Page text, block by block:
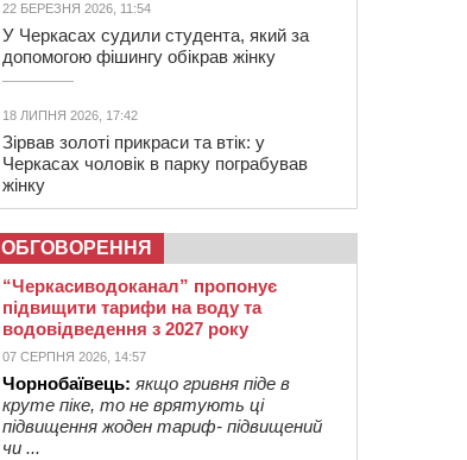
22 БЕРЕЗНЯ 2026, 11:54
У Черкасах судили студента, який за
допомогою фішингу обікрав жінку
18 ЛИПНЯ 2026, 17:42
Зірвав золоті прикраси та втік: у
Черкасах чоловік в парку пограбував
жінку
ОБГОВОРЕННЯ
“Черкасиводоканал” пропонує
підвищити тарифи на воду та
водовідведення з 2027 року
07 СЕРПНЯ 2026, 14:57
Чорнобаївець: якщо гривня піде в
круте піке, то не врятують ці
підвищення жоден тариф- підвищений
чи ...